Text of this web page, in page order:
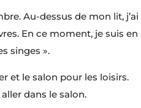
Au-dessus de mon lit, j’ai
En ce moment, je suis en
singes ».
et le salon pour les loisirs.
dans le salon.